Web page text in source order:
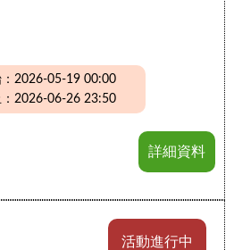
2026-05-19 00:00
2026-06-26 23:50
詳細資料
活動進行中